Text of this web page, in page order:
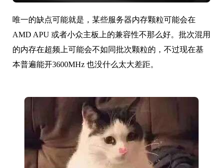
唯一的缺点可能就是，某些服务器内存颗粒可能会在
AMD APU 或者小众主板上的兼容性不那么好。批次混用
的内存在超频上可能会不如同批次颗粒的，不过现在基
本普遍能开3600MHz 也没什么太大差距。